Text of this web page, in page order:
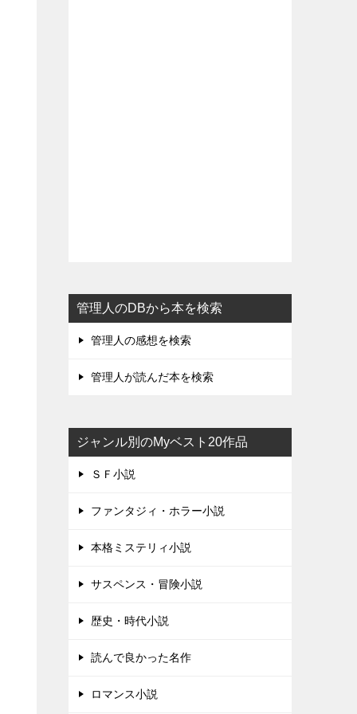
管理人のDBから本を検索
管理人の感想を検索
管理人が読んだ本を検索
ジャンル別のMyベスト20作品
ＳＦ小説
ファンタジィ・ホラー小説
本格ミステリィ小説
サスペンス・冒険小説
歴史・時代小説
読んで良かった名作
ロマンス小説